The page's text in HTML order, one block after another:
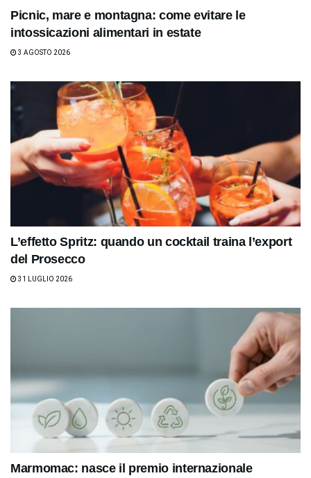
Picnic, mare e montagna: come evitare le
intossicazioni alimentari in estate
3 AGOSTO 2026
L’effetto Spritz: quando un cocktail traina l’export
del Prosecco
31 LUGLIO 2026
Marmomac: nasce il premio internazionale